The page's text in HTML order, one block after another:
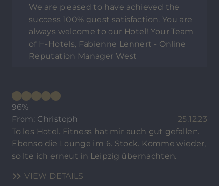
We are pleased to have achieved the
success 100% guest satisfaction. You are
always welcome to our Hotel! Your Team
of H-Hotels, Fabienne Lennert - Online
Reputation Manager West
96%
From: Christoph
25.12.23
Tolles Hotel. Fitness hat mir auch gut gefallen.
Ebenso die Lounge im 6. Stock. Komme wieder,
sollte ich erneut in Leipzig übernachten.
VIEW DETAILS